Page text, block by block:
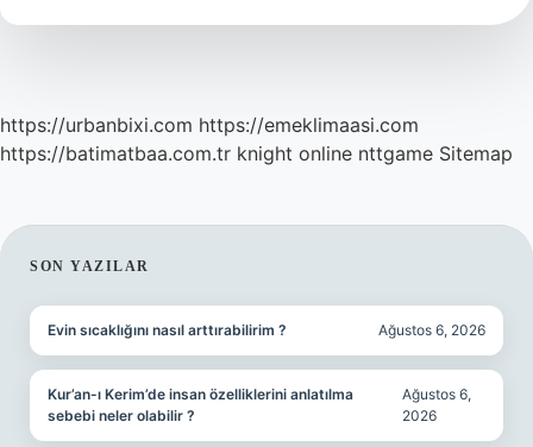
https://urbanbixi.com https://emeklimaasi.com
https://batimatbaa.com.tr knight online nttgame Sitemap
SIDEBAR
SON YAZILAR
Evin sıcaklığını nasıl arttırabilirim ? Ağustos 6, 2026
Kur’an-ı Kerim’de insan özelliklerini anlatılma
sebebi neler olabilir ?
Ağustos 6,
2026